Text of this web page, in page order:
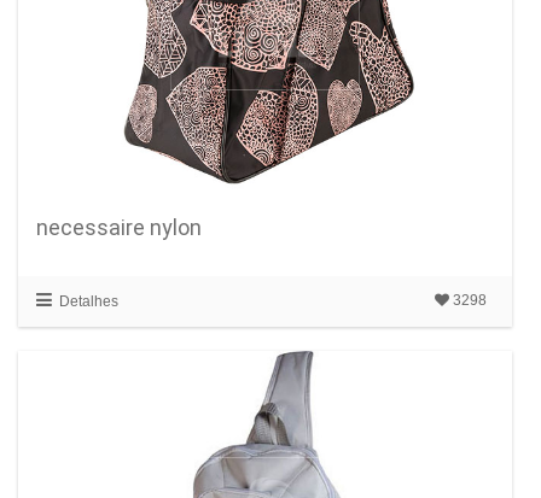
MALADE VIAGEM
com detalhes finos e elegantes
SAIBA MAIS
necessaire nylon
Detalhes 3298